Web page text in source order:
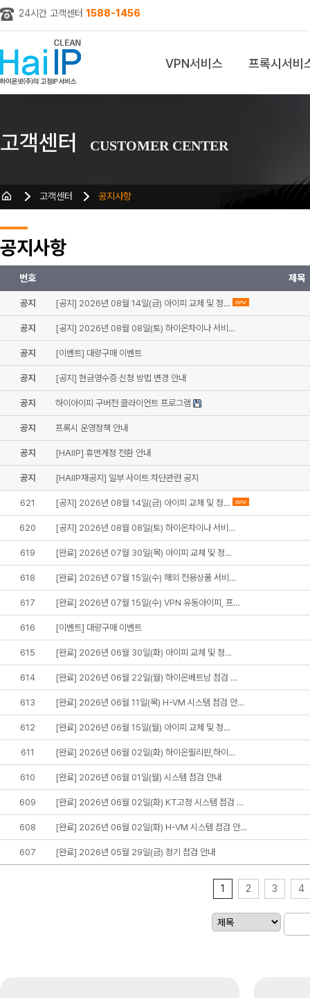
24시간 고객센터 1588-1456
VPN서비스 프록시서비
고객센터 CUSTOMER CENTER
고객센터 공지사항
공지사항
번호 제목
공지 [공지] 2026년 08월 14일(금) 아이피 교체 및 정… new
공지 [공지] 2026년 08월 08일(토) 하이온차이나 서비…
공지 [이벤트] 대량구매 이벤트
공지 [공지] 현금영수증 신청 방법 변경 안내
공지 하이아이피 구버전 클라이언트 프로그램
공지 프록시 운영정책 안내
공지 [HAIIP] 휴먼계정 전환 안내
공지 [HAIIP재공지] 일부 사이트 차단관련 공지
621 [공지] 2026년 08월 14일(금) 아이피 교체 및 정… new
620 [공지] 2026년 08월 08일(토) 하이온차이나 서비…
619 [완료] 2026년 07월 30일(목) 아이피 교체 및 정…
618 [완료] 2026년 07월 15일(수) 해외 전용상품 서비…
617 [완료] 2026년 07월 15일(수) VPN 유동아이피, 프…
616 [이벤트] 대량구매 이벤트
615 [완료] 2026년 06월 30일(화) 아이피 교체 및 정…
614 [완료] 2026년 06월 22일(월) 하이온베트남 점검 …
613 [완료] 2026년 06월 11일(목) H-VM 시스템 점검 안…
612 [완료] 2026년 06월 15일(월) 아이피 교체 및 정…
611 [완료] 2026년 06월 02일(화) 하이온필리핀,하이…
610 [완료] 2026년 06월 01일(월) 시스템 점검 안내
609 [완료] 2026년 06월 02일(화) KT고정 시스템 점검 …
608 [완료] 2026년 06월 02일(화) H-VM 시스템 점검 안…
607 [완료] 2026년 05월 29일(금) 정기 점검 안내
1 2 3 4